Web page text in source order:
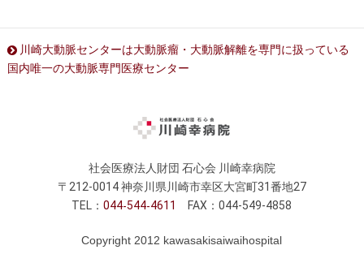
川崎大動脈センターは大動脈瘤・大動脈解離を専門に扱っている
国内唯一の大動脈専門医療センター
社会医療法人財団 石心会 川崎幸病院
〒212-0014 神奈川県川崎市幸区大宮町31番地27
TEL：044 544 4611 FAX：044-549-4858
Copyright 2012 kawasakisaiwaihospital